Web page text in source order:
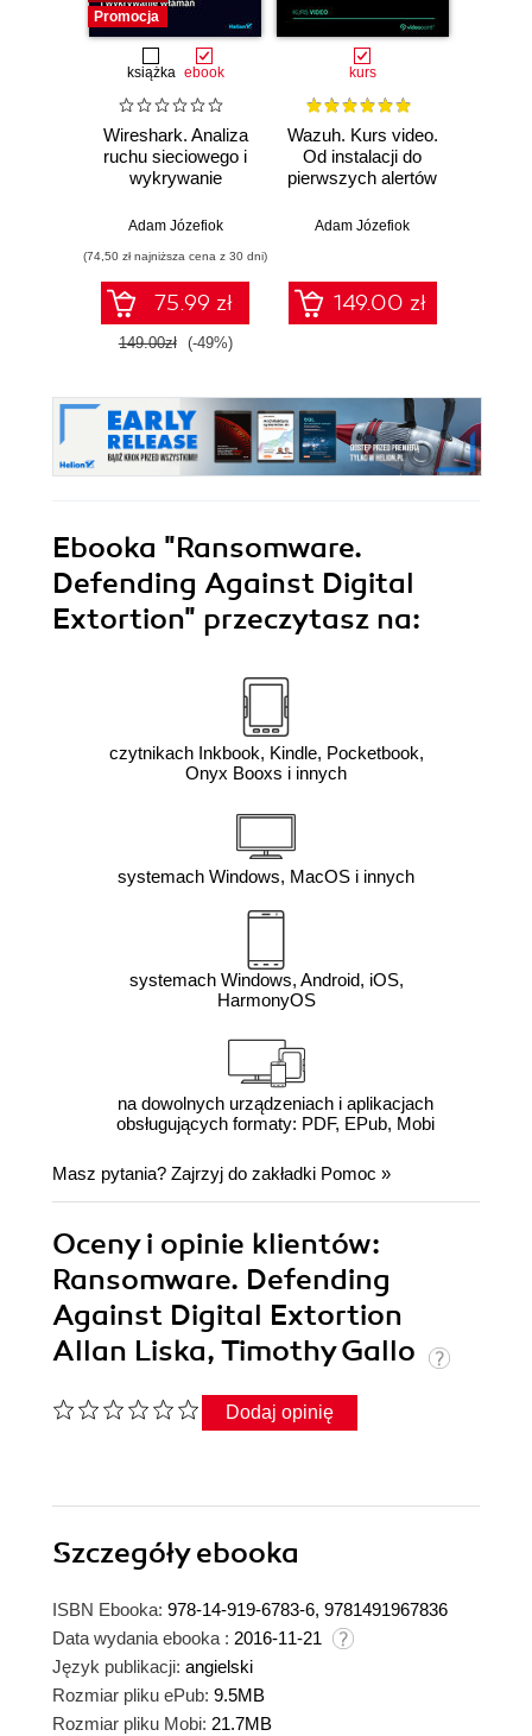
Promocja
książka ebook
Wireshark. Analiza
ruchu sieciowego i
wykrywanie
Adam Józefiok
(74,50 zł najniższa cena z 30 dni)
75.99 zł
149.00zł (-49%)
kurs
Wazuh. Kurs video.
Od instalacji do
pierwszych alertów
Adam Józefiok
149.00 zł
Ebooka "Ransomware.
Defending Against Digital
Extortion" przeczytasz na:
czytnikach Inkbook, Kindle, Pocketbook,
Onyx Booxs i innych
systemach Windows, MacOS i innych
systemach Windows, Android, iOS,
HarmonyOS
na dowolnych urządzeniach i aplikacjach
obsługujących formaty: PDF, EPub, Mobi
Masz pytania? Zajrzyj do zakładki Pomoc »
Oceny i opinie klientów:
Ransomware. Defending
Against Digital Extortion
Allan Liska, Timothy Gallo
Dodaj opinię
Szczegółyebooka
ISBN Ebooka: 978-14-919-6783-6, 9781491967836
Data wydania ebooka : 2016-11-21
Język publikacji: angielski
Rozmiar pliku ePub: 9.5MB
Rozmiar pliku Mobi: 21.7MB